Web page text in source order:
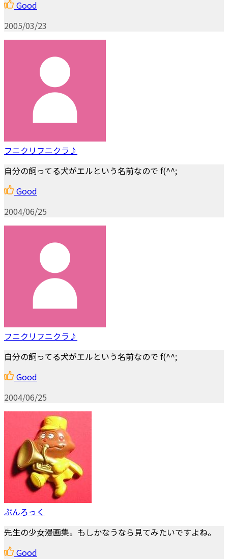
Good
2005/03/23
フニクリフニクラ♪
自分の飼ってる犬がエルという名前なので f(^^;
Good
2004/06/25
フニクリフニクラ♪
自分の飼ってる犬がエルという名前なので f(^^;
Good
2004/06/25
ぶんろっく
先生の少女漫画集。もしかなうなら見てみたいですよね。
Good